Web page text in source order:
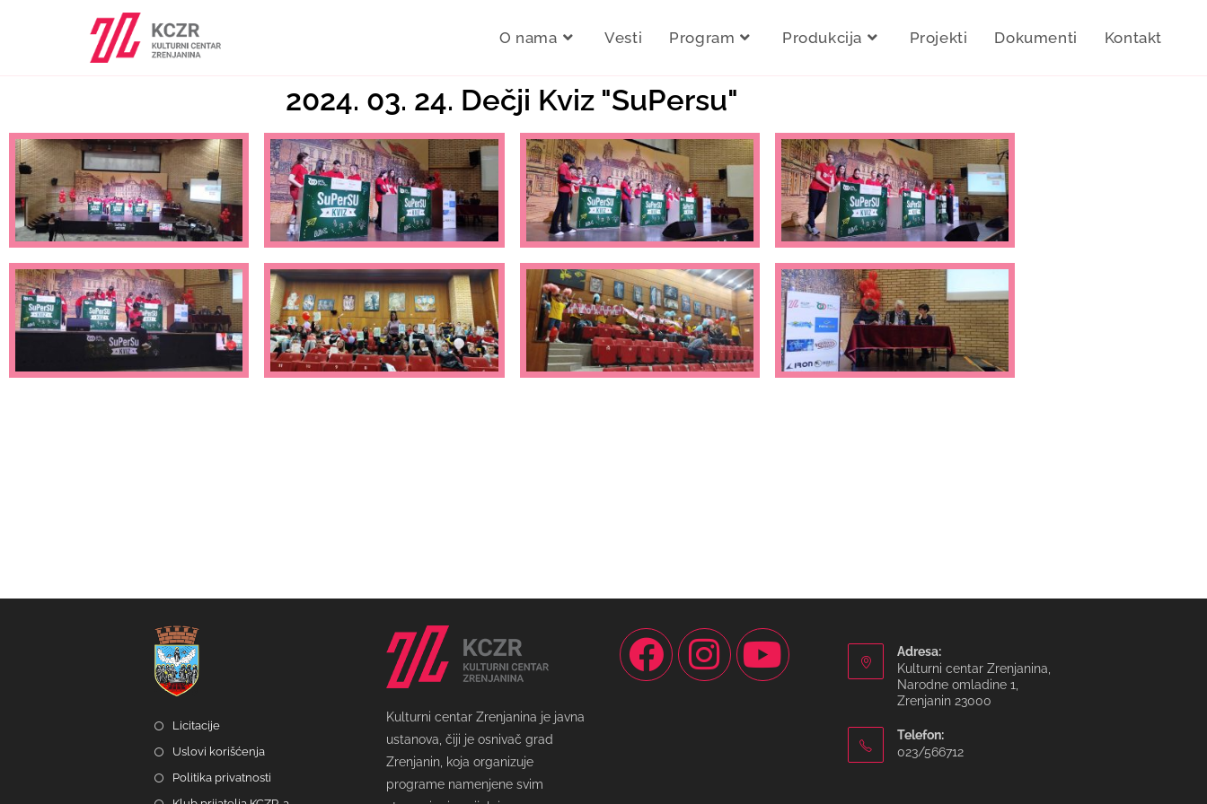
O nama Vesti Program Produkcija Projekti Dokumenti Kontakt
2024. 03. 24. Dečji Kviz "SuPersu"
Licitacije
Uslovi korišćenja
Politika privatnosti
Kulturni centar Zrenjanina je javna
ustanova, čiji je osnivač grad
Zrenjanin, koja organizuje
programe namenjene svim
Adresa:
Kulturni centar Zrenjanina,
Narodne omladine 1,
Zrenjanin 23000
Telefon:
023/566712